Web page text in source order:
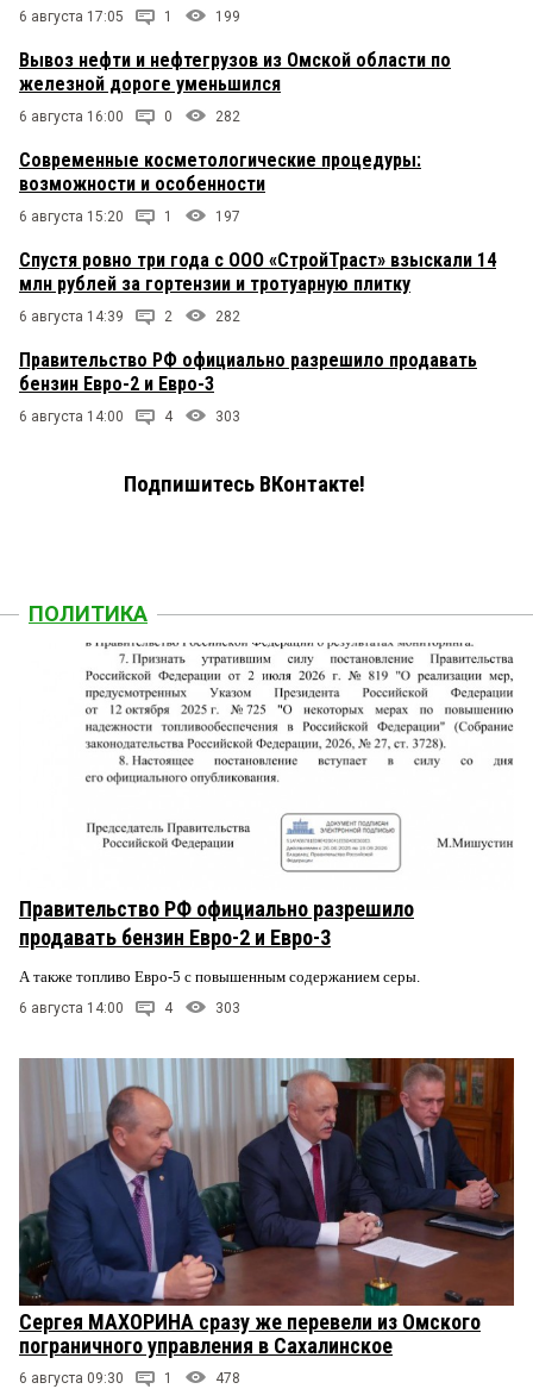
6 августа 17:05 1 199
Вывоз нефти и нефтегрузов из Омской области по
железной дороге уменьшился
6 августа 16:00 0 282
Современные косметологические процедуры:
возможности и особенности
6 августа 15:20 1 197
Спустя ровно три года с ООО «СтройТраст» взыскали 14
млн рублей за гортензии и тротуарную плитку
6 августа 14:39 2 282
Правительство РФ официально разрешило продавать
бензин Евро-2 и Евро-3
6 августа 14:00 4 303
Подпишитесь ВКонтакте!
ПОЛИТИКА
Правительство РФ официально разрешило
продавать бензин Евро-2 и Евро-3
А также топливо Евро-5 с повышенным содержанием серы.
6 августа 14:00 4 303
Сергея МАХОРИНА сразу же перевели из Омского
пограничного управления в Сахалинское
6 августа 09:30 1 478